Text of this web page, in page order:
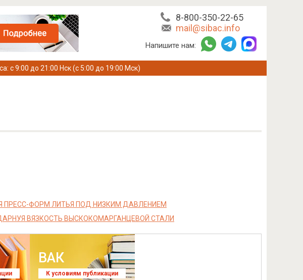
8-800-350-22-65
mail@sibac.info
Напишите нам:
с 9:00 до 21:00 Нск (с 5:00 до 19:00 Мск)
ПРЕСС-ФОРМ ЛИТЬЯ ПОД НИЗКИМ ДАВЛЕНИЕМ
ВЯЗКОСТЬ ВЫСКОКОМАРГАНЦЕВОЙ СТАЛИ
ВАК
К условиям публикации